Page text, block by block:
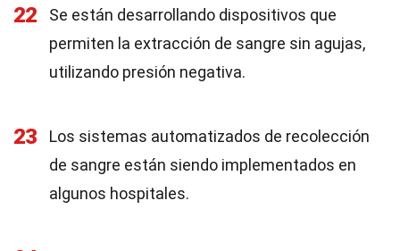
22
Se están desarrollando dispositivos que
permiten la extracción de sangre sin agujas,
utilizando presión negativa.
23
Los sistemas automatizados de recolección
de sangre están siendo implementados en
algunos hospitales.